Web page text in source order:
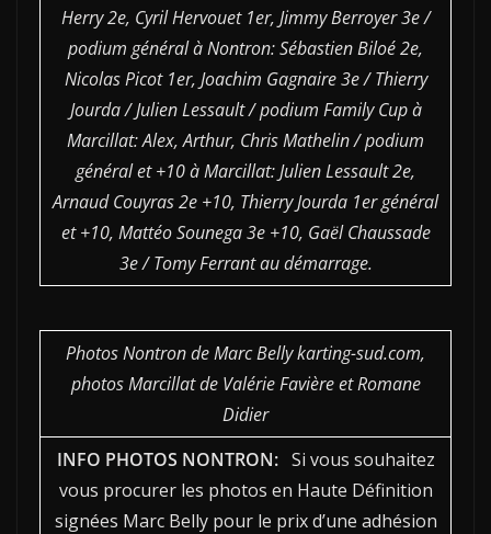
Herry 2e, Cyril Hervouet 1er, Jimmy Berroyer 3e /
podium général à Nontron: Sébastien Biloé 2e,
Nicolas Picot 1er, Joachim Gagnaire 3e / Thierry
Jourda / Julien Lessault / podium Family Cup à
Marcillat: Alex, Arthur, Chris Mathelin / podium
général et +10 à Marcillat: Julien Lessault 2e,
Arnaud Couyras 2e +10, Thierry Jourda 1er général
et +10, Mattéo Sounega 3e +10, Gaël Chaussade
3e / Tomy Ferrant au démarrage.
Photos Nontron de Marc Belly karting-sud.com,
photos Marcillat de Valérie Favière et Romane
Didier
INFO PHOTOS NONTRON:Si vous souhaitez
vous procurer les photos en Haute Définition
signées Marc Belly pour le prix d’une adhésion